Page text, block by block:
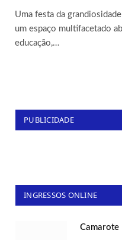
Uma festa da
um espaço multifacetado
educação,…
PUBLICIDADE
INGRESSOS ONLINE